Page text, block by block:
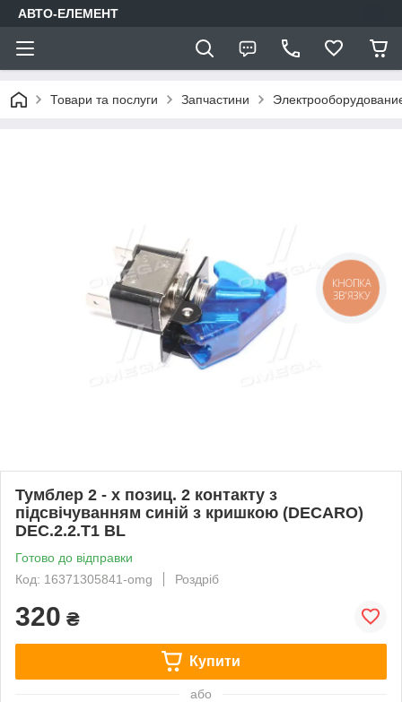
АВТО-ЕЛЕМЕНТ
Товари та послуги Запчастини
Тумблер 2 - х позиц. 2 контакту з
підсвічуванням синій з кришкою (DECARO)
DEC.2.2.T1 BL
Готово до відправки
Код: 16371305841-omg
Роздріб
320 ₴
Купити
або
КНОПКА
ЗВ'ЯЗКУ